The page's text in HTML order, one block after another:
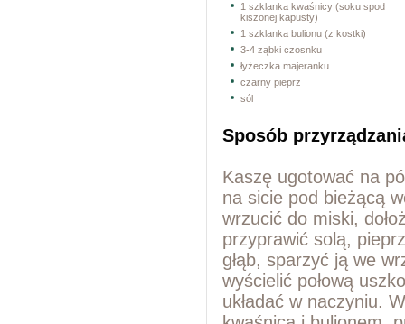
1 szklanka kwaśnicy (soku spod
kiszonej kapusty)
1 szklanka bulionu (z kostki)
3-4 ząbki czosnku
łyżeczka majeranku
czarny pieprz
sól
Sposób
Kaszę ugotować na
na sicie pod bieżącą
wrzucić do miski,
przyprawić solą,
głąb, sparzyć ją we
wyścielić połową
układać w naczyniu.